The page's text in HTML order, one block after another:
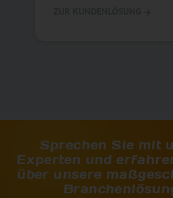
Sprechen Sie mit
Experten und
über unsere